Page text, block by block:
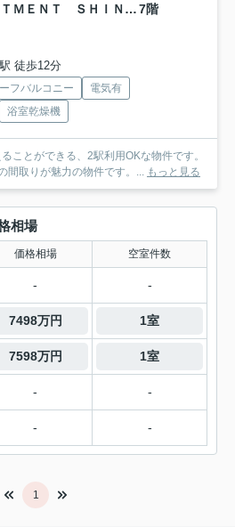
Ｂ ＣＩＴＹ ＡＰＡＲＴＭＥＮＴ ＳＨＩＮＡＧＡＷＡ ＷＥＳＴ 7階
徒歩12分
フバルコニー
電気有
浴室乾燥機
ことができる、2駅利用OKな物件です。
間取りが魅力の物件です。...
もっと見る
相場
価格相場 空室件数
- -
7498万円 1室
7598万円 1室
- -
- -
1